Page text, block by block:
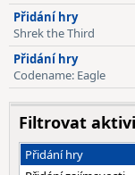
Přidání hry
Shrek the Third
Přidání hry
Codename: Eagle
Filtrovat
Přidání hry